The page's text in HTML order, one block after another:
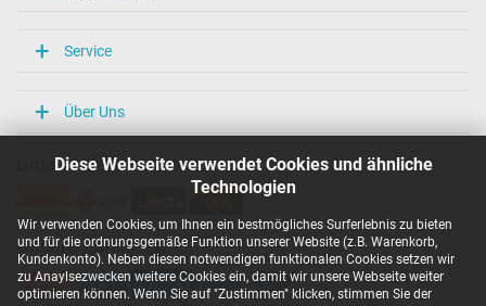
Diese Webseite verwendet Cookies und ähnliche
Technologien
Wir verwenden Cookies, um Ihnen ein bestmögliches Surferlebnis zu bieten
und für die ordnungsgemäße Funktion unserer Website (z.B. Warenkorb,
Kundenkonto). Neben diesen notwendigen funktionalen Cookies setzen wir
zu Anaylsezwecken weitere Cookies ein, damit wir unsere Webseite weiter
optimieren können. Wenn Sie auf "Zustimmen" klicken, stimmen Sie der
Service
Über Uns
Unsere Versandarten
Unsere Zahlarten